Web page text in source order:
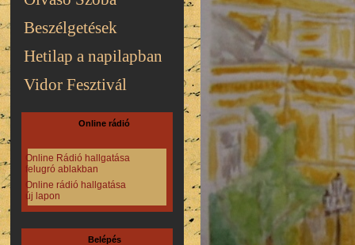
Beszélgetések
Hetilap a napilapban
Vidor Fesztivál
Online rádió
Online Rádió hallgatása
felugró ablakban
Online rádió hallgatása
új lapon
Belépés